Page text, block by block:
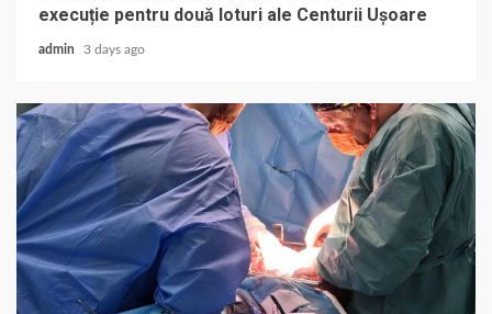
execuție pentru două loturi ale Centurii Ușoare
admin 3 days ago